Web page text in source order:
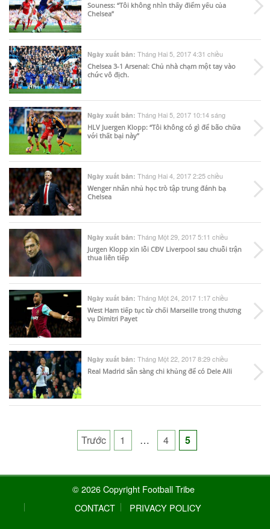
Souness: “Tôi không nhìn thấy điểm yếu của
Chelsea”
Ngày xuất bản: Tháng Hai 5, 2017 4:31 chiều
Chelsea 3-1 Arsenal: Chủ nhà chạm một tay vào
chức vô địch.
Ngày xuất bản: Tháng Hai 5, 2017 10:14 sáng
HLV Juergen Klopp: “Tôi không có gì để bão chữa
với thất bại này”
Ngày xuất bản: Tháng Hai 4, 2017 2:25 chiều
Wenger nhắn nhủ học trò tập trung đánh bạ
Chelsea
Ngày xuất bản: Tháng Một 29, 2017 5:11 chiều
Jurgen Klopp xin lỗi CĐV Liverpool sau chuỗi trận
thua liên tiếp
Ngày xuất bản: Tháng Một 24, 2017 1:17 chiều
West Ham tiếp tục từ chối Marseille trong thương
vụ Dimitri Payet
Ngày xuất bản: Tháng Một 22, 2017 8:29 chiều
Real Madrid sẵn sàng chi khủng để có Dele Alli
Posts
pagination
Trước 1 … 4 5
© 2026 Copyright Football Tribe
CONTACT
PRIVACY POLICY